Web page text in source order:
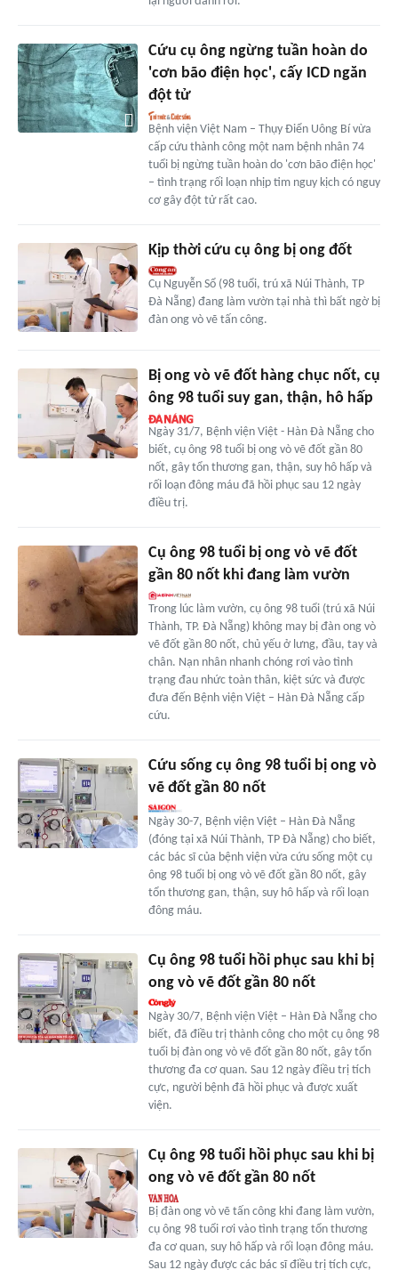
Cứu cụ ông ngừng tuần hoàn do
'cơn bão điện học', cấy ICD ngăn
đột tử
Bệnh viện Việt Nam – Thụy Điển Uông Bí vừa
cấp cứu thành công một nam bệnh nhân 74
tuổi bị ngừng tuần hoàn do 'cơn bão điện học'
– tình trạng rối loạn nhịp tim nguy kịch có nguy
cơ gây đột tử rất cao.
Kịp thời cứu cụ ông bị ong đốt
Cụ Nguyễn Sổ (98 tuổi, trú xã Núi Thành, TP
Đà Nẵng) đang làm vườn tại nhà thì bất ngờ bị
đàn ong vò vẽ tấn công.
Bị ong vò vẽ đốt hàng chục nốt, cụ
ông 98 tuổi suy gan, thận, hô hấp
Ngày 31/7, Bệnh viện Việt - Hàn Đà Nẵng cho
biết, cụ ông 98 tuổi bị ong vò vẽ đốt gần 80
nốt, gây tổn thương gan, thận, suy hô hấp và
rối loạn đông máu đã hồi phục sau 12 ngày
điều trị.
Cụ ông 98 tuổi bị ong vò vẽ đốt
gần 80 nốt khi đang làm vườn
Trong lúc làm vườn, cụ ông 98 tuổi (trú xã Núi
Thành, TP. Đà Nẵng) không may bị đàn ong vò
vẽ đốt gần 80 nốt, chủ yếu ở lưng, đầu, tay và
chân. Nạn nhân nhanh chóng rơi vào tình
trạng đau nhức toàn thân, kiệt sức và được
đưa đến Bệnh viện Việt – Hàn Đà Nẵng cấp
cứu.
Cứu sống cụ ông 98 tuổi bị ong vò
vẽ đốt gần 80 nốt
Ngày 30-7, Bệnh viện Việt – Hàn Đà Nẵng
(đóng tại xã Núi Thành, TP Đà Nẵng) cho biết,
các bác sĩ của bệnh viện vừa cứu sống một cụ
ông 98 tuổi bị ong vò vẽ đốt gần 80 nốt, gây
tổn thương gan, thận, suy hô hấp và rối loạn
đông máu.
Cụ ông 98 tuổi hồi phục sau khi bị
ong vò vẽ đốt gần 80 nốt
Ngày 30/7, Bệnh viện Việt – Hàn Đà Nẵng cho
biết, đã điều trị thành công cho một cụ ông 98
tuổi bị đàn ong vò vẽ đốt gần 80 nốt, gây tổn
thương đa cơ quan. Sau 12 ngày điều trị tích
cực, người bệnh đã hồi phục và được xuất
viện.
Cụ ông 98 tuổi hồi phục sau khi bị
ong vò vẽ đốt gần 80 nốt
Bị đàn ong vò vẽ tấn công khi đang làm vườn,
cụ ông 98 tuổi rơi vào tình trạng tổn thương
đa cơ quan, suy hô hấp và rối loạn đông máu.
Sau 12 ngày được các bác sĩ điều trị tích cực,